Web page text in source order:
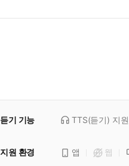
듣기 기능 TTS(듣기) 지원
지원 환경 앱
웹